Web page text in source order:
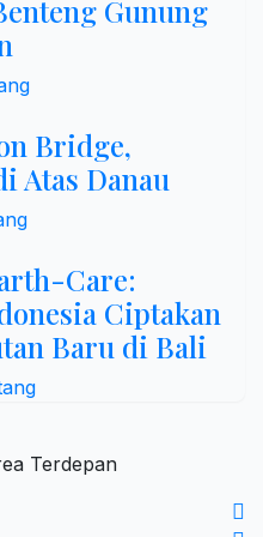
Gunung
Bridge,
Atas Danau
Care:
Ciptakan
Baru di Bali
Terdepan